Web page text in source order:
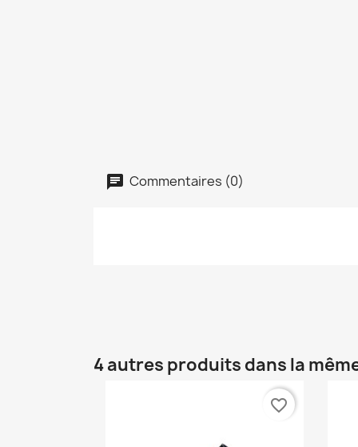
Commentaires (0)
4 autres produits dans la
favorite_border